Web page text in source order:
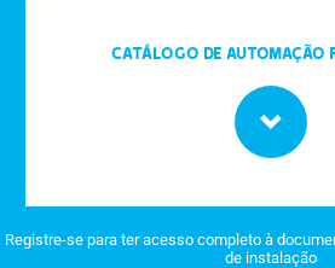
Catálogo de automação
Registre-se para ter acesso completo à
de instalação